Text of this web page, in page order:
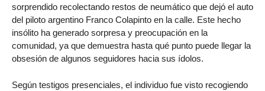
sorprendido recolectando restos de neumático que dejó el auto
del piloto argentino Franco Colapinto en la calle. Este hecho
insólito ha generado sorpresa y preocupación en la
comunidad, ya que demuestra hasta qué punto puede llegar la
obsesión de algunos seguidores hacia sus ídolos.
Según testigos presenciales, el individuo fue visto recogiendo